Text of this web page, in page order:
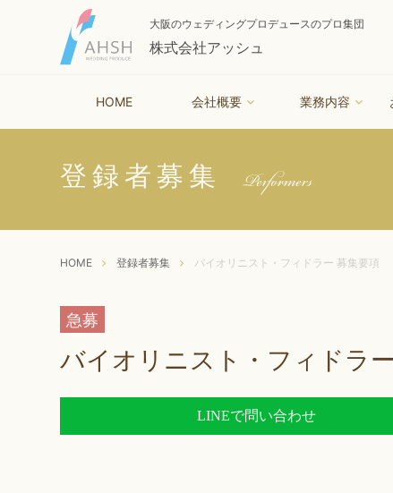
大阪のウェディングプロデュースのプロ集団
株式会社アッシュ
HOME 会社概要 業務内容
登録者募集 Performers
HOME 登録者募集 バイオリニスト・フィドラー 募集要項
急募
バイオリニスト・フィドラ
LINEで問い合わせ